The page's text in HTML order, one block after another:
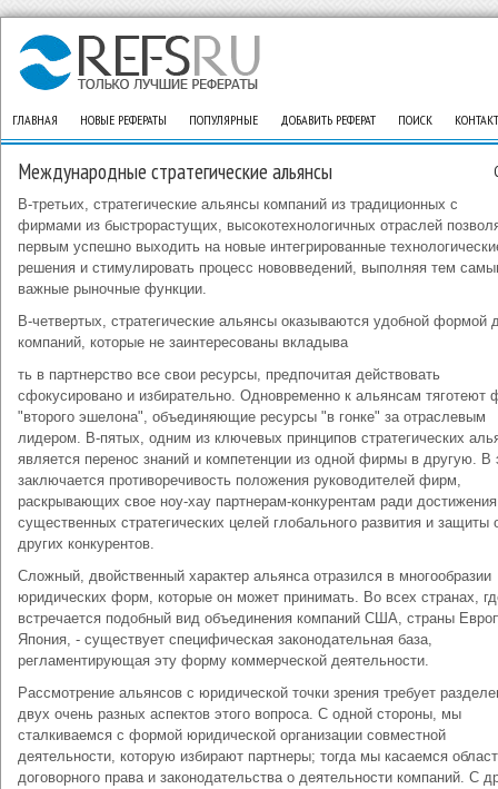
ГЛАВНАЯ НОВЫЕ РЕФЕРАТЫ ПОПУЛЯРНЫЕ ДОБАВИТЬ РЕФЕРАТ ПОИСК
Международные стратегические альянсы
В-третьих, стратегические альянсы компаний из традиционных с
фирмами из быстрорастущих, высокотехнологичных отраслей
первым успешно выходить на новые интегрированные
решения и стимулировать процесс нововведений, выполняя тем
важные рыночные функции.
В-четвертых, стратегические альянсы оказываются удобной формой
компаний, которые не заинтересованы вкладыва
ть в партнерство все свои ресурсы, предпочитая действовать
сфокусировано и избирательно. Одновременно к альянсам тяготеют
"второго эшелона", объединяющие ресурсы "в гонке" за отраслевым
лидером. В-пятых, одним из ключевых принципов стратегических
является перенос знаний и компетенции из одной фирмы в другую. В
заключается противоречивость положения руководителей фирм,
раскрывающих свое ноу-хау партнерам-конкурентам ради
существенных стратегических целей глобального развития и защиты
других конкурентов.
Сложный, двойственный характер альянса отразился в многообразии
юридических форм, которые он может принимать. Во всех странах,
встречается подобный вид объединения компаний США, страны
Япония, - существует специфическая законодательная база,
регламентирующая эту форму коммерческой деятельности.
Рассмотрение альянсов с юридической точки зрения требует
двух очень разных аспектов этого вопроса. С одной стороны, мы
сталкиваемся с формой юридической организации совместной
деятельности, которую избирают партнеры; тогда мы касаемся
договорного права и законодательства о деятельности компаний. С